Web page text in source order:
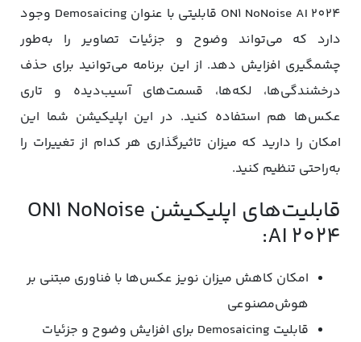
ON1 NoNoise AI 2024 قابلیتی با عنوان Demosaicing وجود
دارد که می‌تواند وضوح و جزئیات تصاویر را به‌طور
چشمگیری افزایش دهد. از این برنامه می‌توانید برای حذف
درخشندگی‌ها، لکه‌ها، قسمت‌های آسیب‌دیده و تاری
عکس‌ها هم استفاده کنید. در این اپلیکیشن شما این
امکان را دارید که میزان تاثیرگذاری هر کدام از تغییرات را
به‌راحتی تنظیم کنید.
قابلیت‌های اپلیکیشن ON1 NoNoise
AI 2024:
امکان کاهش میزان نویز عکس‌ها با فناوری مبتنی بر
هوش‌مصنوعی
قابلیت Demosaicing برای افزایش وضوح و جزئیات